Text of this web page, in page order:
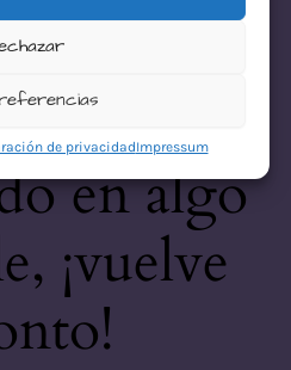
de privacidadImpressum
este
Estamos
en algo
¡vuelve